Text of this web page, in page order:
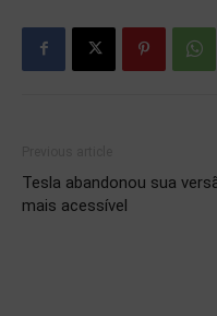
Tesla abandonou sua
mais acessível